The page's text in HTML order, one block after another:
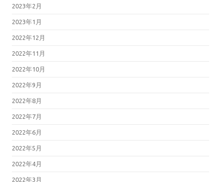
2023年2月
2023年1月
2022年12月
2022年11月
2022年10月
2022年9月
2022年8月
2022年7月
2022年6月
2022年5月
2022年4月
2022年3月